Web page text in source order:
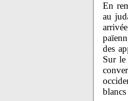
En
au
des
Sur le